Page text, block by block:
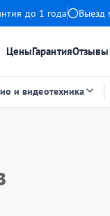
до 1 года Выезд
ЦеныГарантияОтзывы
и видеотехника